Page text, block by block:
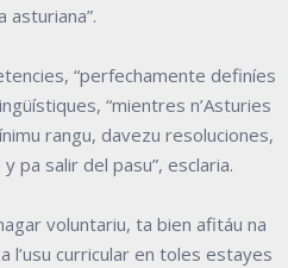
asturiana”.
“perfechamente definíes
“mientres n’Asturies
rangu, davezu resoluciones,
pa salir del pasu”, esclaria.
voluntariu, ta bien afitáu na
l’usu curricular en toles estayes